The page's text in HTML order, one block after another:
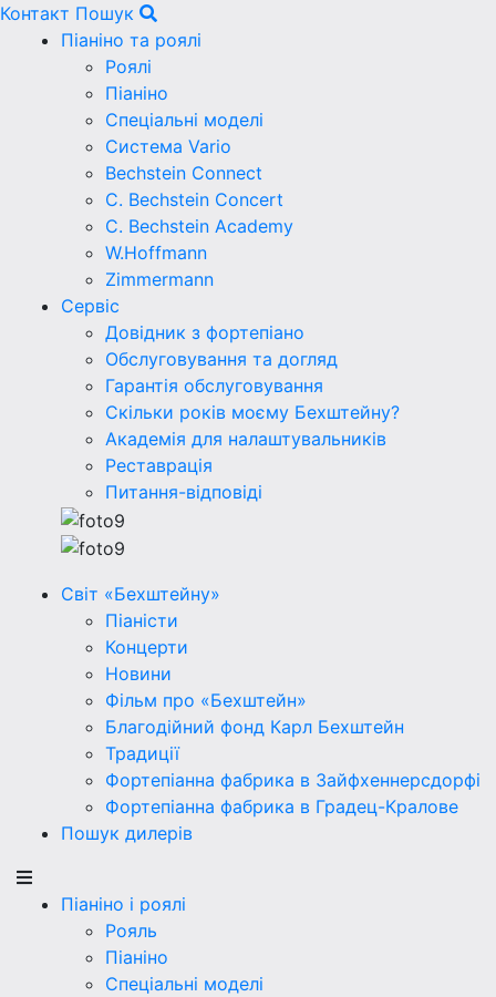
Контакт Пошук
Піаніно та роялі
Роялі
Піаніно
Спеціальні моделі
Система Vario
Bechstein Connect
C. Bechstein Concert
C. Bechstein Academy
W.Hoffmann
Zimmermann
Сервіс
Довідник з фортепіано
Обслуговування та догляд
Гарантія обслуговування
Скільки років моєму Бехштейну?
Академія для налаштувальників
Реставрація
Питання-відповіді
Світ «Бехштейну»
Піаністи
Концерти
Новини
Фільм про «Бехштейн»
Благодійний фонд Карл Бехштейн
Традиції
Фортепіанна фабрика в Зайфхеннерсдорфi
Фортепіанна фабрика в Градец-Кралове
Пошук дилерів
Піаніно і роялі
Рояль
Піаніно
Спеціальні моделі